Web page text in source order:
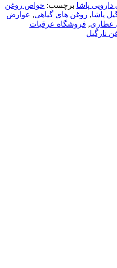
پاشا برچسب: خواص روغن
پاشا, روغن های گیاهی, عوارض
عطاری, فروشگاه عرقیات
نارگیل